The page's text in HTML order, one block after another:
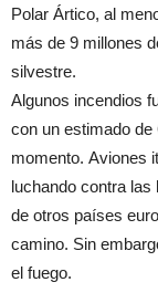
Polar Ártico, al
más de 9 millones
silvestre.
Algunos incendios
con un estimado
momento. Aviones
luchando contra
de otros países
camino. Sin
el fuego.